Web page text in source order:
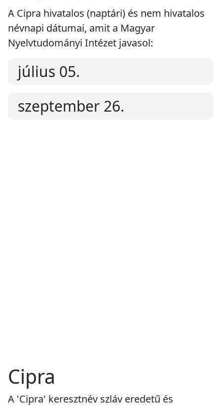
A Cipra hivatalos (naptári) és nem hivatalos
névnapi dátumai, amit a Magyar
Nyelvtudományi Intézet javasol:
július 05.
szeptember 26.
Cipra
A 'Cipra' keresztnév szláv eredetű és